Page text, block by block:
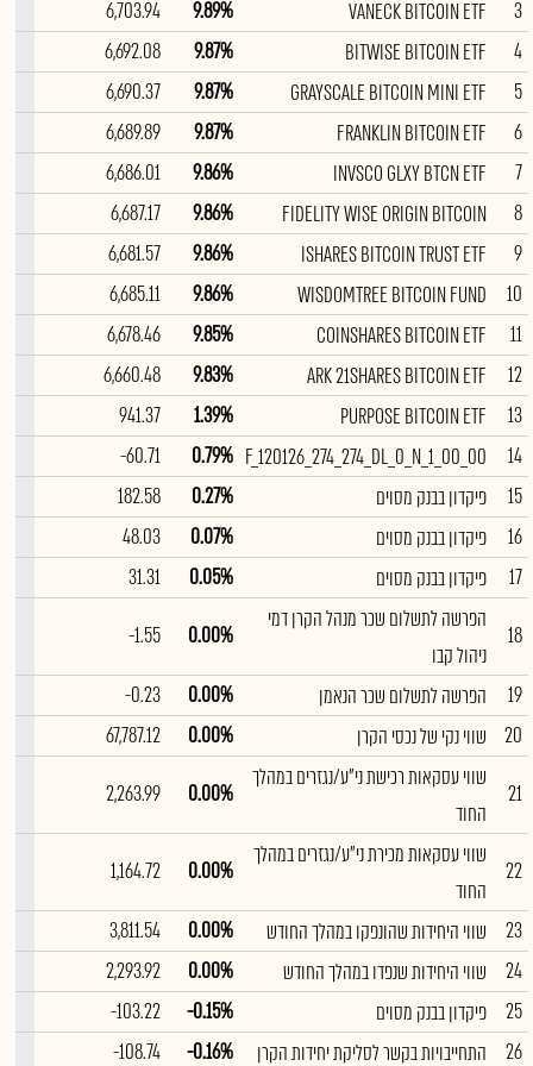
3
VANECK BITCOIN ETF
9.89%
6,703.94
4
BITWISE BITCOIN ETF
9.87%
6,692.08
5
GRAYSCALE BITCOIN MINI ETF
9.87%
6,690.37
6
FRANKLIN BITCOIN ETF
9.87%
6,689.89
7
INVSCO GLXY BTCN ETF
9.86%
6,686.01
8
FIDELITY WISE ORIGIN BITCOIN
9.86%
6,687.17
9
ISHARES BITCOIN TRUST ETF
9.86%
6,681.57
10
WISDOMTREE BITCOIN FUND
9.86%
6,685.11
11
COINSHARES BITCOIN ETF
9.85%
6,678.46
12
ARK 21SHARES BITCOIN ETF
9.83%
6,660.48
13
PURPOSE BITCOIN ETF
1.39%
941.37
14
F_120126_274_274_DL_0_N_1_00_00
0.79%
-60.71
15
פיקדון בבנק מסוים 0.27%
182.58
16
פיקדון בבנק מסוים 0.07%
48.03
17
פיקדון בבנק מסוים 0.05%
31.31
18
הפרשה לתשלום שכר מנהל הקרן דמי
ניהול קבו
0.00%
-1.55
19
הפרשה לתשלום שכר הנאמן 0.00%
-0.23
20
שווי נקי של נכסי הקרן 0.00%
67,787.12
21
שווי עסקאות רכישת ני"ע/נגזרים במהלך
החוד
0.00%
2,263.99
22
שווי עסקאות מכירת ני"ע/נגזרים במהלך
החוד
0.00%
1,164.72
23
שווי היחידות שהונפקו במהלך החודש 0.00%
3,811.54
24
שווי היחידות שנפדו במהלך החודש 0.00%
2,293.92
25
פיקדון בבנק מסוים -0.15%
-103.22
26
התחייבויות בקשר לסליקת יחידות הקרן -0.16%
-108.74